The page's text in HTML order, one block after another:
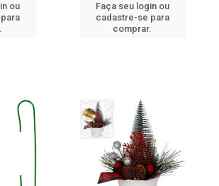
ou
Faça seu login ou
cadastre-se para
comprar.